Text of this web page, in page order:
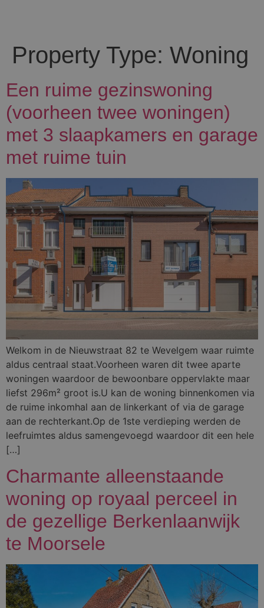
Property Type: Woning
Een ruime gezinswoning
(voorheen twee woningen)
met 3 slaapkamers en garage
met ruime tuin
Welkom in de Nieuwstraat 82 te Wevelgem waar ruimte
aldus centraal staat.Voorheen waren dit twee aparte
woningen waardoor de bewoonbare oppervlakte maar
liefst 296m² groot is.U kan de woning binnenkomen via
de ruime inkomhal aan de linkerkant of via de garage
aan de rechterkant.Op de 1ste verdieping werden de
leefruimtes aldus samengevoegd waardoor dit een hele
[…]
Charmante alleenstaande
woning op royaal perceel in
de gezellige Berkenlaanwijk
te Moorsele